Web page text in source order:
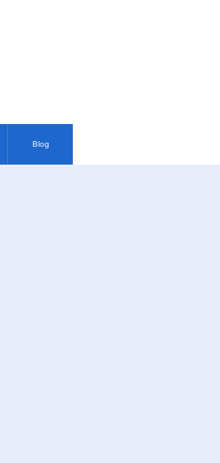
Blog